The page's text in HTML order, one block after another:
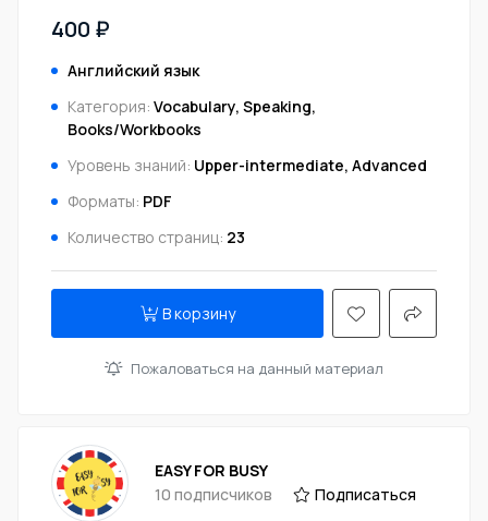
400 ₽
Английский язык
Категория: Vocabulary, Speaking,
Books/Workbooks
Уровень знаний: Upper-intermediate, Advanced
Форматы: PDF
Количество страниц: 23
В корзину
Пожаловаться на данный материал
EASY FOR BUSY
10 подписчиков
Подписаться